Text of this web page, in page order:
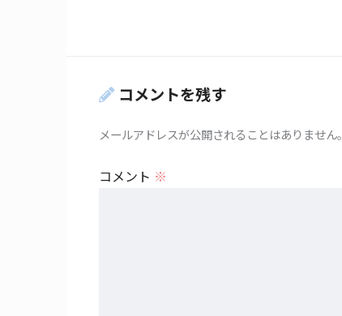
コメントを残す
メールアドレスが公開されることはありません。
コメント ※